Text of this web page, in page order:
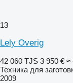
13
Lely Overig
42 060 TJS 3 950 € ≈
Техника для
2009